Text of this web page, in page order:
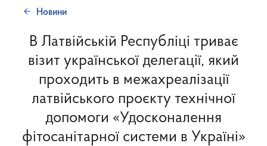
Новини
В Латвійській Республіці триває
візит української делегації, який
проходить в межахреалізації
латвійського проєкту технічної
допомоги «Удосконалення
фітосанітарної системи в Україні»